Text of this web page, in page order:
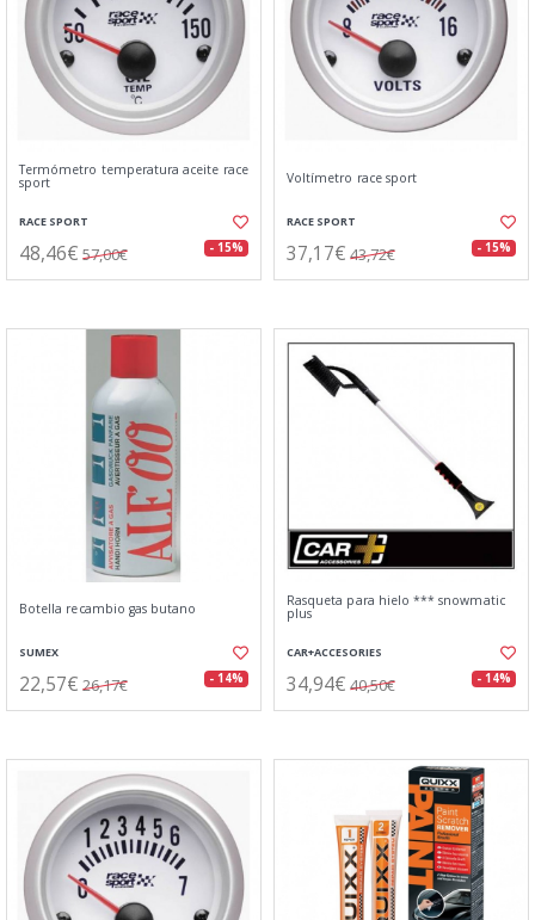
Termómetro temperatura aceite race
sport
RACE SPORT
48,46€ 57,00€ - 15%
Voltímetro race sport
RACE SPORT
37,17€ 43,72€ - 15%
Botella recambio gas butano
SUMEX
22,57€ 26,17€ - 14%
Rasqueta para hielo *** snowmatic
plus
CAR+ACCESORIES
34,94€ 40,50€ - 14%